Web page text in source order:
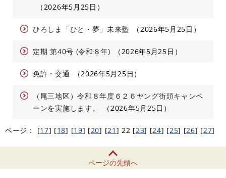
2026年5月25日
ひろしま「ひと・夢」未来塾 2026年5月25日
定期 第40号 (令和８年) 2026年5月25日
免許・交通 2026年5月25日
（尾三地区）令和８年度６２６ヤング街頭キャンペ
ーンを実施します。
2026年5月25日
ページ： [17] [18] [19] [20] [21 ] 22 [23] [24] [25] [26] [27]
ページの先頭へ